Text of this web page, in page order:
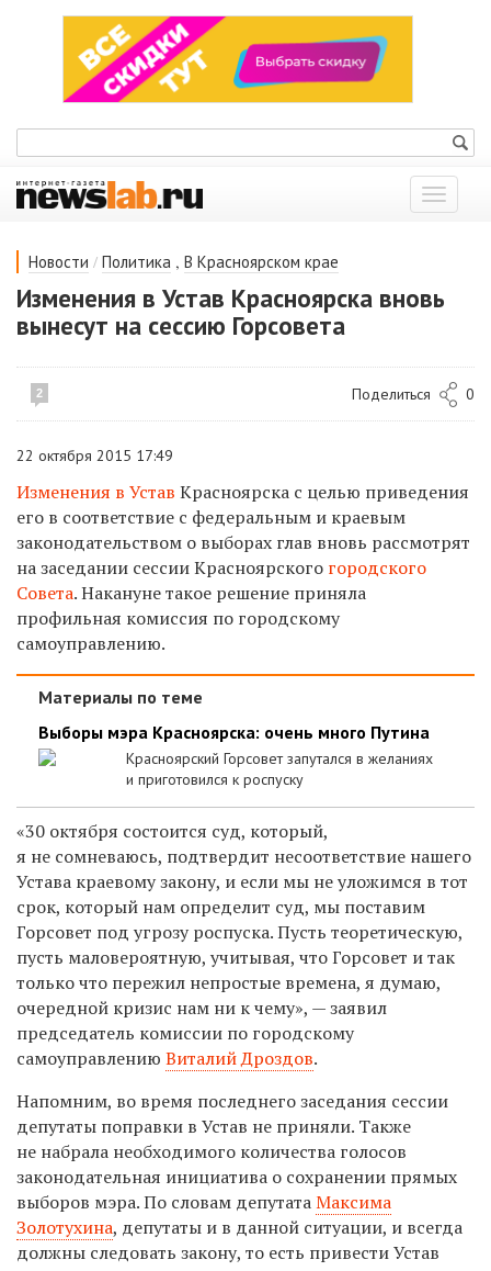
Показать
меню
Новости / Политика , В Красноярском крае
Изменения в Устав Красноярска вновь
вынесут на сессию Горсовета
2 Поделиться 0
22 октября 2015 17:49
Изменения в Устав Красноярска с целью приведения
его в соответствие с федеральным и краевым
законодательством о выборах глав вновь рассмотрят
на заседании сессии Красноярского городского
Совета. Накануне такое решение приняла
профильная комиссия по городскому
самоуправлению.
Материалы по теме
Выборы мэра Красноярска: очень много Путина
Красноярский Горсовет запутался в желаниях
и приготовился к роспуску
«30 октября состоится суд, который,
я не сомневаюсь, подтвердит несоответствие нашего
Устава краевому закону, и если мы не уложимся в тот
срок, который нам определит суд, мы поставим
Горсовет под угрозу роспуска. Пусть теоретическую,
пусть маловероятную, учитывая, что Горсовет и так
только что пережил непростые времена, я думаю,
очередной кризис нам ни к чему», — заявил
председатель комиссии по городскому
самоуправлению Виталий Дроздов.
Напомним, во время последнего заседания сессии
депутаты поправки в Устав не приняли. Также
не набрала необходимого количества голосов
законодательная инициатива о сохранении прямых
выборов мэра. По словам депутатаМаксима
Золотухина, депутаты и в данной ситуации, и всегда
должны следовать закону, то есть привести Устав